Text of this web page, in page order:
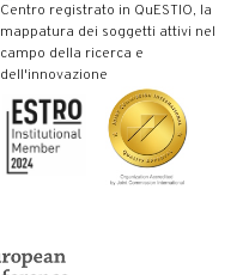
Centro registrato in QuESTIO, la
mappatura dei soggetti attivi nel
campo della ricerca e
dell'innovazione